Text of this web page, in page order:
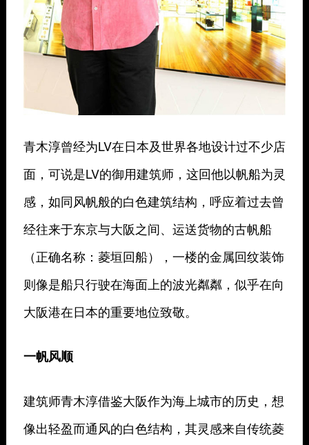
青木淳曾经为LV在日本及世界各地设计过不少店
面，可说是LV的御用建筑师，这回他以帆船为灵
感，如同风帆般的白色建筑结构，呼应着过去曾
经往来于东京与大阪之间、运送货物的古帆船
（正确名称：菱垣回船），一楼的金属回纹装饰
则像是船只行驶在海面上的波光粼粼，似乎在向
大阪港在日本的重要地位致敬。
一帆风顺
建筑师青木淳借鉴大阪作为海上城市的历史，想
像出轻盈而通风的白色结构，其灵感来自传统菱